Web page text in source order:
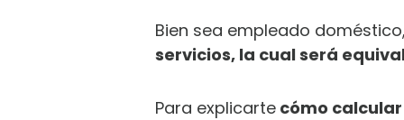
Bien sea empleado doméstico,
servicios, la cual será
Para explicarte cómo